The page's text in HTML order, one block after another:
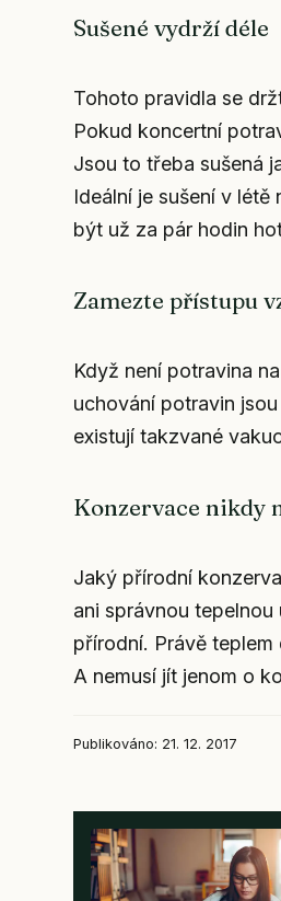
Sušené vydrží déle
Tohoto pravidla se
Pokud koncertní
Jsou to třeba sušená
Ideální je sušení v
být už za pár hodin
Zamezte přístupu
Když není potravina
uchování potravin
existují takzvané
Konzervace nikdy
Jaký přírodní
ani správnou
přírodní. Právě
A nemusí jít jenom o
Publikováno: 21. 12. 2017